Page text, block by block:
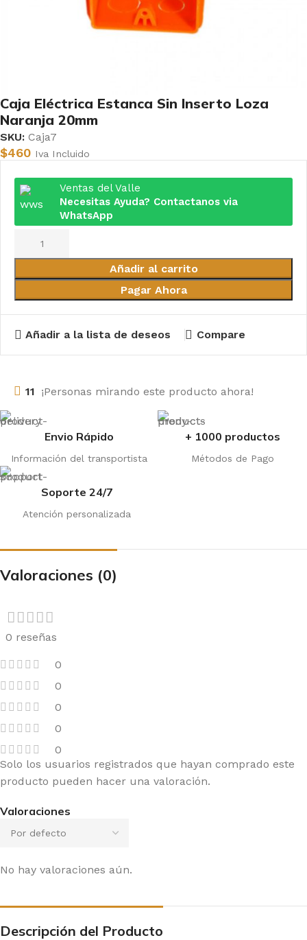
Caja Eléctrica Estanca Sin Inserto Loza
Naranja 20mm
SKU: Caja7
$460 Iva Incluido
Ventas del Valle
Necesitas Ayuda? Contactanos via
WhatsApp
Añadir al carrito
Pagar Ahora
Añadir a la lista de deseos Compare
11 ¡Personas mirando este producto ahora!
Envio Rápido
Información del transportista
+ 1000 productos
Métodos de Pago
Soporte 24/7
Atención personalizada
Valoraciones (0)
0 reseñas
0
0
0
0
0
Valoraciones
No hay valoraciones aún.
Solo los usuarios registrados que hayan comprado este
producto pueden hacer una valoración.
Descripción del Producto